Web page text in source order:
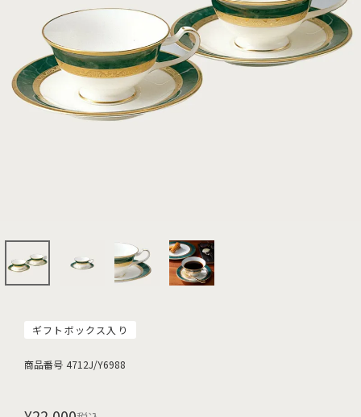
ギフトボックス入り
商品番号 4712J/Y6988